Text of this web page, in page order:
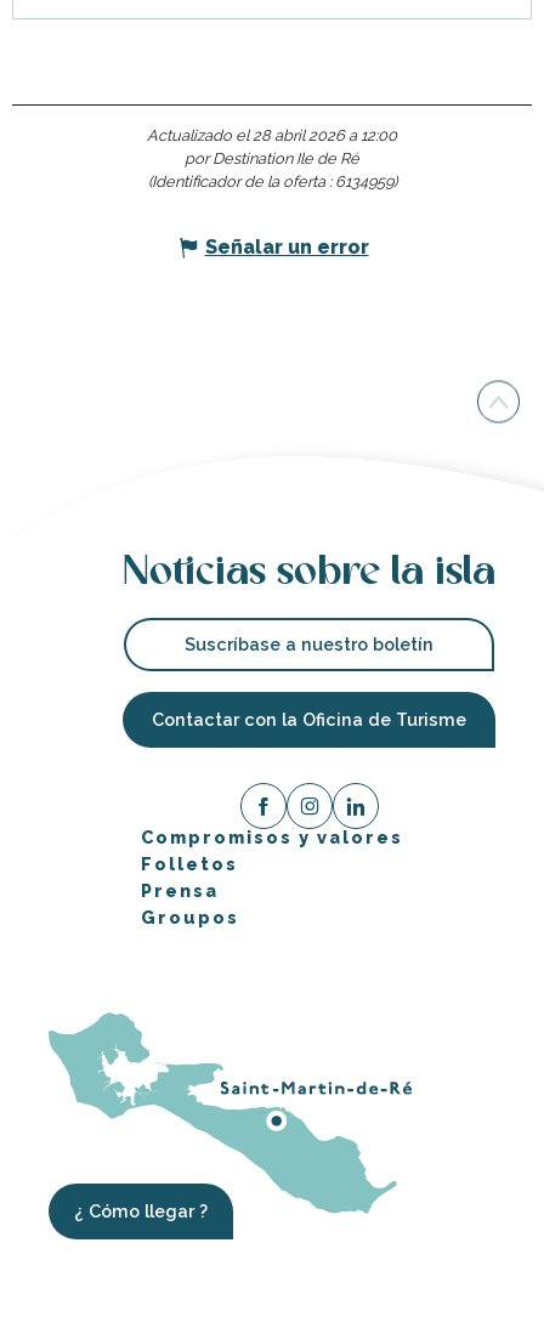
Actualizado el 28 abril 2026 a 12:00
por Destination Ile de Ré
(Identificador de la oferta : 6134959)
Señalar un error
Noticias sobre la isla
Suscríbase a nuestro boletín
Contactar con la Oficina de Turisme
Compromisos y valores
Folletos
Prensa
Groupos
¿ Cómo llegar ?